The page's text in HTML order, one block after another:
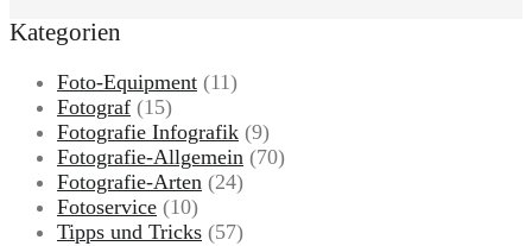
Kategorien
Foto-Equipment (11)
Fotograf (15)
Fotografie Infografik (9)
Fotografie-Allgemein (70)
Fotografie-Arten (24)
Fotoservice (10)
Tipps und Tricks (57)